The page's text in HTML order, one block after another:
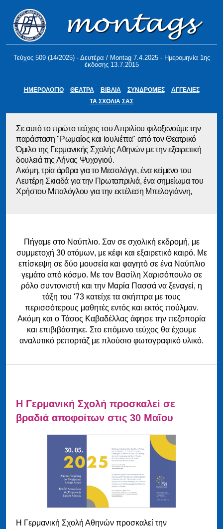
Τεύχος 509 (14/2025) - Δευτέρα / Montag 7.4.2025 - Ημερομηνία 1ης
έκδοσης 13.7.2015
ΗΜΕΡΟΛΟΓΙΟ ΘΕΑΤΡΑ ΒΙΒΛΙΑ ΣΥΝΔΡΟΜΕΣ
ΑΓΓΕΛΙΕΣ
ΤΑ ΣΧΟΛΙΑ ΣΑΣ
Σε αυτό το πρώτο τεύχος του Απριλίου φιλοξενούμε την
παράσταση "Ρωμαίος και Ιουλιέττα" από τον Θεατρικό
Όμιλο της Γερμανικής Σχολής Αθηνών με την εξαιρετική
δουλειά της Λήνας Ψυχογιού.
Ακόμη, τρία άρθρα για το Μεσολόγγι, ένα κείμενο του
Λευτέρη Σκιαδά για την Πρωταπριλιά, ένα σημείωμα του
Χρήστου Μπαλόγλου για την εκτέλεση Μπελογιάννη,
Πήγαμε στο Ναύπλιο. Σαν σε σχολική εκδρομή, με
συμμετοχή 30 ατόμων, με κέφι και εξαιρετικό καιρό. Με
επίσκεψη σε δύο μουσεία και φαγητό σε ένα Ναύπλιο
γεμάτο από κόσμο. Με τον Βασίλη Χαρισόπουλο σε
ρόλο συντονιστή και την Μαρία Πασσά να ξεναγεί, η
τάξη του '73 κατείχε τα σκήπτρα με τους
περισσότερους μαθητές εντός και εκτός πούλμαν.
Ακόμη και ο Τάσος Καβαδέλλας άφησε την πεζοπορία
και επιβιβάστηκε. Στο επόμενο τεύχος θα έχουμε
αναλυτικό ρεπορτάζ με πλούσιο φωτογραφικό υλικό.
Η Γερμανική Σχολή προσκαλεί σε
βραδιά αποφοίτων στις 30 Μαΐου
Η Γερμανική Σχολή Αθηνών προσκαλεί την